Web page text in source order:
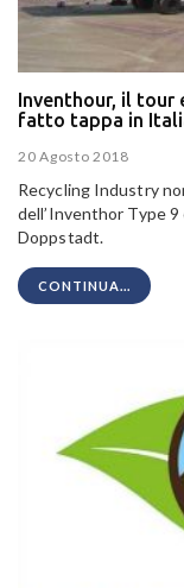
Inventhour, il tour
fatto tappa in
20 Agosto 2018
Recycling Industry
dell’Inventhor Type
Doppstadt.
CONTINUA...